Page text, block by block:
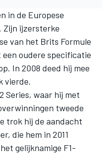
in de Europese
ijzersterke
van het Brits Formule
oudere specificatie
In 2008 deed hij mee
vierde.
Series, waar hij met
tweede
trok hij de aandacht
die hem in 2011
gelijknamige F1-